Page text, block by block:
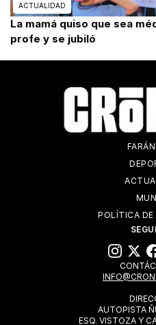
ACTUALIDAD
La mamá quiso que sea
profe y se jubiló
POLÍTICA DE
AUTOPISTA
ESQ. VISTOZA Y